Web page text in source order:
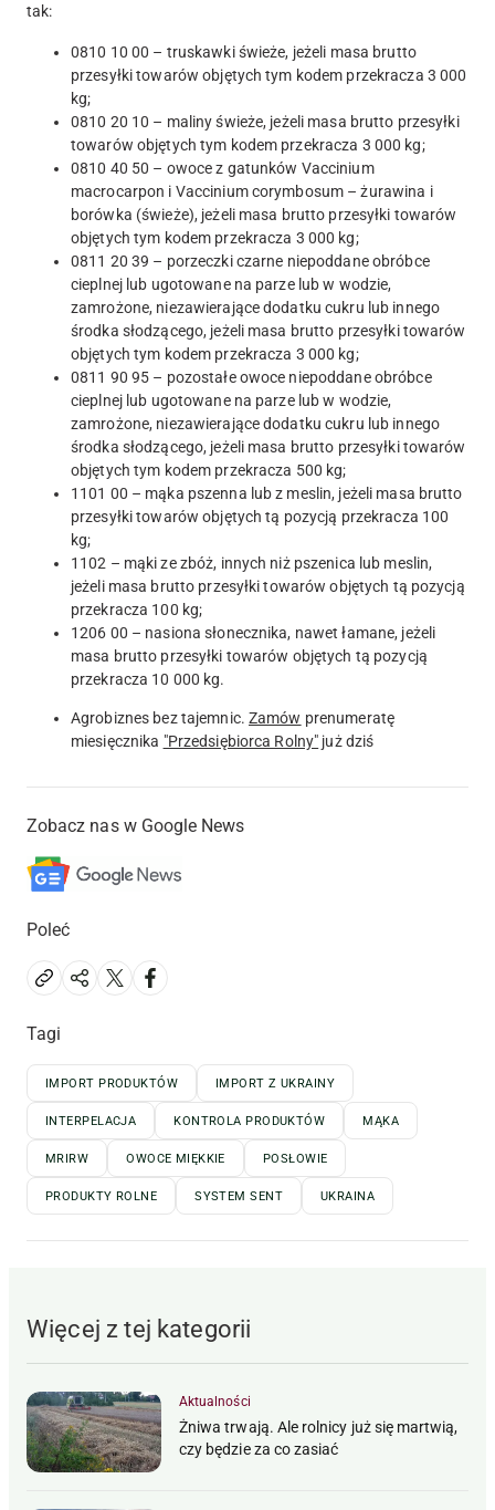
tak:
0810 10 00 – truskawki świeże, jeżeli masa brutto
przesyłki towarów objętych tym kodem przekracza 3 000
kg;
0810 20 10 – maliny świeże, jeżeli masa brutto przesyłki
towarów objętych tym kodem przekracza 3 000 kg;
0810 40 50 – owoce z gatunków Vaccinium
macrocarpon i Vaccinium corymbosum – żurawina i
borówka (świeże), jeżeli masa brutto przesyłki towarów
objętych tym kodem przekracza 3 000 kg;
0811 20 39 – porzeczki czarne niepoddane obróbce
cieplnej lub ugotowane na parze lub w wodzie,
zamrożone, niezawierające dodatku cukru lub innego
środka słodzącego, jeżeli masa brutto przesyłki towarów
objętych tym kodem przekracza 3 000 kg;
0811 90 95 – pozostałe owoce niepoddane obróbce
cieplnej lub ugotowane na parze lub w wodzie,
zamrożone, niezawierające dodatku cukru lub innego
środka słodzącego, jeżeli masa brutto przesyłki towarów
objętych tym kodem przekracza 500 kg;
1101 00 – mąka pszenna lub z meslin, jeżeli masa brutto
przesyłki towarów objętych tą pozycją przekracza 100
kg;
1102 – mąki ze zbóż, innych niż pszenica lub meslin,
jeżeli masa brutto przesyłki towarów objętych tą pozycją
przekracza 100 kg;
1206 00 – nasiona słonecznika, nawet łamane, jeżeli
masa brutto przesyłki towarów objętych tą pozycją
przekracza 10 000 kg.
Agrobiznes bez tajemnic. Zamów prenumeratę
miesięcznika "Przedsiębiorca Rolny" już dziś
Zobacz nas w Google News
Poleć
Tagi
IMPORT PRODUKTÓW IMPORT Z UKRAINY
INTERPELACJA KONTROLA PRODUKTÓW MĄKA
MRIRW OWOCE MIĘKKIE POSŁOWIE
PRODUKTY ROLNE SYSTEM SENT UKRAINA
Więcej z tej kategorii
Aktualności
Żniwa trwają. Ale rolnicy już się martwią,
czy będzie za co zasiać